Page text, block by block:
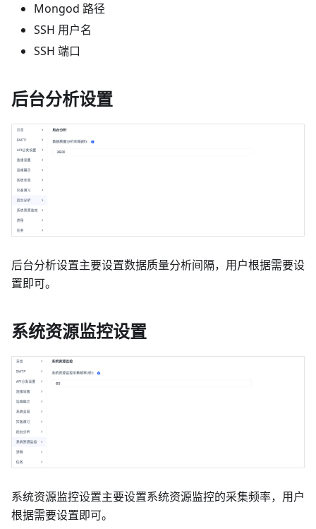
Mongod 路径
SSH 用户名
SSH 端口
后台分析设置
后台分析设置主要设置数据质量分析间隔，用户根据需要设
置即可。
系统资源监控设置
系统资源监控设置主要设置系统资源监控的采集频率，用户
根据需要设置即可。